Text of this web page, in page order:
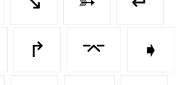
↱ ⌤ ➧